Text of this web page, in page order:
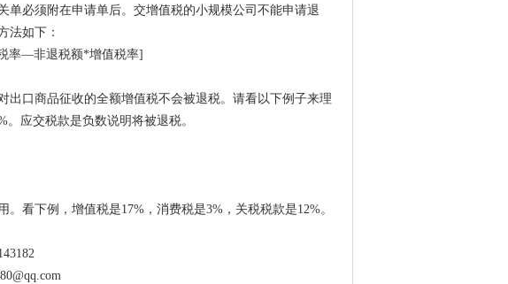
单必须附在申请单后。交增值税的小规模公司不能申请退
法如下：
率—非退税额*增值税率]
出口商品征收的全额增值税不会被退税。请看以下例子来理
应交税款是负数说明将被退税。
看下例，增值税是17%，消费税是3%，关税税款是12%。